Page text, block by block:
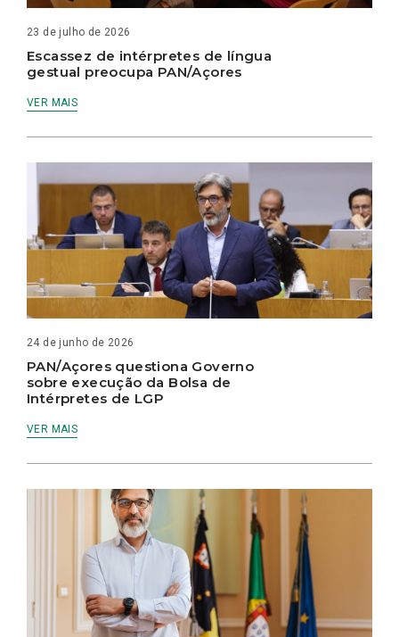
23 de julho de 2026
Escassez de intérpretes de língua
gestual preocupa PAN/Açores
VER MAIS
24 de junho de 2026
PAN/Açores questiona Governo
sobre execução da Bolsa de
Intérpretes de LGP
VER MAIS